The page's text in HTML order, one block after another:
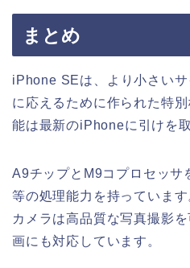
まとめ
iPhone SEは、より小さい
に応えるために作られた特
能は最新のiPhoneに引けを
A9チップとM9コプロセッサ
等の処理能力を持っていま
カメラは高品質な写真撮影
画にも対応しています。